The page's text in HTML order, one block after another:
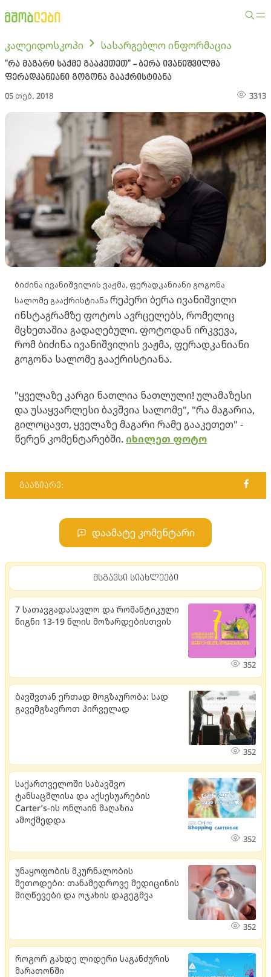
კალეიდოსკოპი სასარგებლო ინფორმაცია
"რა მაგარი საქმე გააკეთეთ" - ბერა ივანიშვილმა
ფერადკანიანი გოგონა გააქრისტიანა
05 თებ. 2018 3313
ბიძინა ივანიშვილის ვაჟმა, ფერადკანიანი გოგონა
სალომე გააქრისტიანა რეპერი ბერა ივანიშვილი
ინსტაგრამზე ფოტოს ავრცელებს, რომელიც
მცხეთაშია გადაღებული. ფოტოდან ირკვევა,
რომ ბიძინა ივანიშვილის ვაჟმა, ფერადკანიანი
გოგონა სალომე გააქრისტიანა.
"ყველაზე კარგი ნათლია ნათლული! ულამაზესი
და უსაყვარლესი ბავშვია სალომე", "რა მაგარია,
გილოცავთ, ყველაზე მაგარი რამე გააკეთეთ" -
წერენ კომენტარებში. იხილეთ ფოტო
გააზიარე:
დაამატე კომენტარი
მსგავსი სიახლეები
7 სათავგადასავლო და რომანტიკული
წიგნი 13-19 წლის მოზარდებისთვის
352
ბავშვთან ერთად მოგზაურობა: სად
გავემგზავროთ პირველად
352
საქართველოში საბავშვო
ტანსაცმლისა და აქსესუარების
Carter’s-ის ონლაინ მაღაზია
ამოქმედდა
352
უნაყოფობის მკურნალობის
მეთოდები: თანამედროვე მედიცინის
მიღწევები და ოჯახის დაგეგმვა
352
როგორ გახდე ლიდერი საგანძურის
მარათონში